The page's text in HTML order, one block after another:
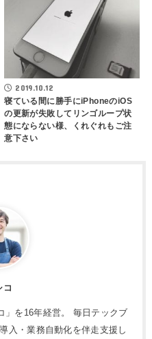
2019.10.12
寝ている間に勝手にiPhoneのiOS
の更新が失敗してリンゴループ状
態にならない様、くれぐれもご注
意下さい
コ
」を16年経営。 毎日テックブ
入・業務自動化を伴走支援し